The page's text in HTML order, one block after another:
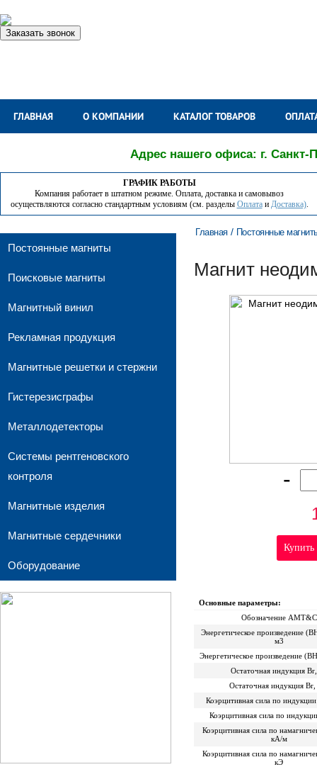
Заказать звонок
ГЛАВНАЯ О КОМПАНИИ КАТАЛОГ ТОВАРОВ
Адрес нашего офиса: г. Санкт-
ГРАФИК РАБОТЫ
Компания работает в штатном режиме. Оплата, доставка и самовывоз
осуществляются согласно стандартным условиям (см. разделы Оплатаи Доставка).
Постоянные магниты
Поисковые магниты
Магнитный винил
Рекламная продукция
Магнитные решетки и стержни
Гистерезисграфы
Металлодетекторы
Системы рентгеновского
контроля
Магнитные изделия
Магнитные сердечники
Оборудование
Главная/ Постоянные
Магнит
-
Основные параметры:
Обозначение АМТ&С
Энергетическое произведение
м3
Энергетическое произведение
Остаточная индукция
Остаточная индукция Br,
Коэрцитивная сила по
Коэрцитивная сила по
Коэрцитивная сила по
кА/м
Коэрцитивная сила по
кЭ